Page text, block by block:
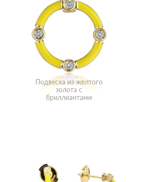
Подвеска из желтого
золота с
бриллиантами